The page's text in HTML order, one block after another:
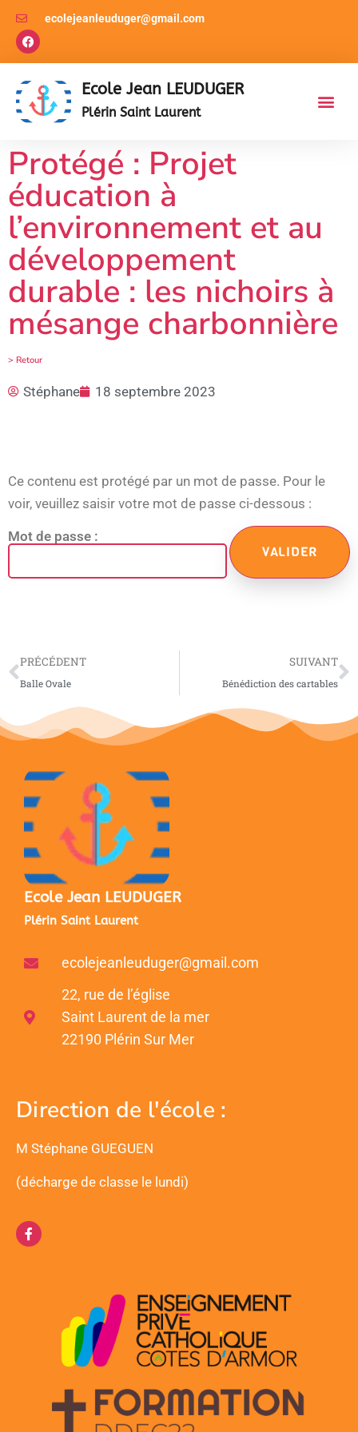
ecolejeanleuduger@gmail.com
Ecole Jean LEUDUGER
Plérin Saint Laurent
Protégé : Projet
éducation à
l’environnement et au
développement
durable : les nichoirs à
mésange charbonnière
> Retour
Stéphane 18 septembre 2023
Ce contenu est protégé par un mot de passe. Pour le
voir, veuillez saisir votre mot de passe ci-dessous :
Mot de passe :
PRÉCÉDENT
Balle Ovale
SUIVANT
Bénédiction des cartables
Ecole Jean LEUDUGER
Plérin Saint Laurent
ecolejeanleuduger@gmail.com
22, rue de l’église
Saint Laurent de la mer
22190 Plérin Sur Mer
Direction de l'école :
M Stéphane GUEGUEN
(décharge de classe le lundi)